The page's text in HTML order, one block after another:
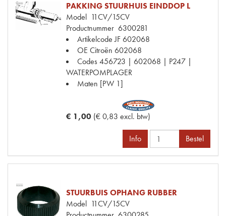
PAKKING STUURHUIS EINDDOP L
Model 11CV/15CV
Productnummer 6300281
Artikelcode JF 602068
OE Citroën 602068
Codes456723 | 602068 | P247 |
WATERPOMPLAGER
Maten [PW 1]
€ 1,00 (€ 0,83 excl. btw)
Info Bestel
STUURBUIS OPHANG RUBBER
Model 11CV/15CV